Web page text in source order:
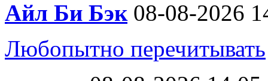
Айл Би Бэк08-08-2026
Любопытно перечитывать